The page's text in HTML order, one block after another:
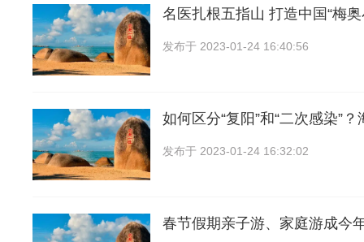
名医扎根五指山 打造中国“梅奥
发布于 2023-01-24 16:40:56
如何区分“复阳”和“二次感染”？
发布于 2023-01-24 16:32:02
春节假期亲子游、家庭游成今